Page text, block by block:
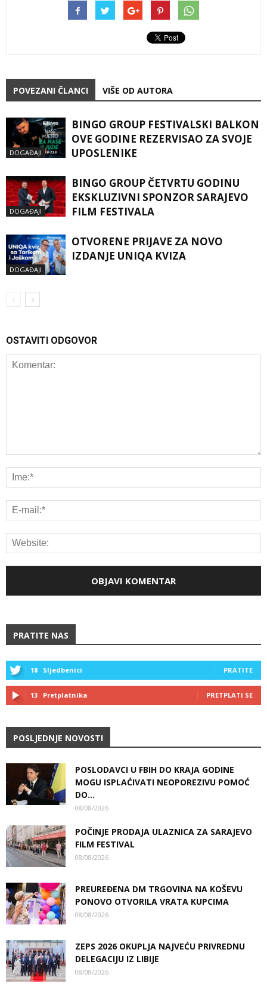
POVEZANI ČLANCI VIŠE OD AUTORA
DOGAĐAJI
BINGO GROUP FESTIVALSKI BALKON
OVE GODINE REZERVISAO ZA SVOJE
UPOSLENIKE
DOGAĐAJI
BINGO GROUP ČETVRTU GODINU
EKSKLUZIVNI SPONZOR SARAJEVO
FILM FESTIVALA
DOGAĐAJI
OTVORENE PRIJAVE ZA NOVO
IZDANJE UNIQA KVIZA
OSTAVITI ODGOVOR
PRATITE NAS
18 Sljedbenici PRATITE
13 Pretplatnika PRETPLATI SE
POSLJEDNJE NOVOSTI
POSLODAVCI U FBIH DO KRAJA GODINE
MOGU ISPLAĆIVATI NEOPOREZIVU POMOĆ
DO...
08/08/2026
POČINJE PRODAJA ULAZNICA ZA SARAJEVO
FILM FESTIVAL
08/08/2026
PREUREĐENA DM TRGOVINA NA KOŠEVU
PONOVO OTVORILA VRATA KUPCIMA
08/08/2026
ZEPS 2026 OKUPLJA NAJVEĆU PRIVREDNU
DELEGACIJU IZ LIBIJE
08/08/2026